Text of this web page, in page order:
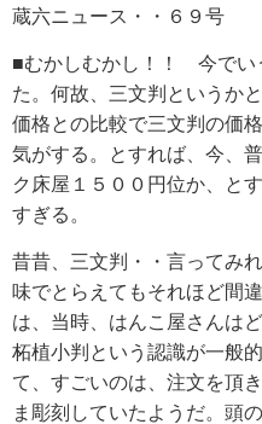
お知らせNEWS
こんなもの探しています SEARCH
お問い合わせ CONTACT
オンラインショップ
蔵六ニュース・・６９号
■むかしむかし！！ 今でい
た。何故、三文判というか
価格との比較で三文判の価
気がする。とすれば、今、
ク床屋１５００円位か、と
すぎる。
昔昔、三文判・・言ってみ
味でとらえてもそれほど間
は、当時、はんこ屋さんは
柘植小判という認識が一般
て、すごいのは、注文を頂
ま彫刻していたようだ。頭